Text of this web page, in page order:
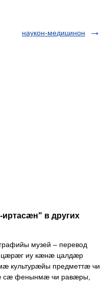
наукон-медицинон
иртасæн" в других
музей – перевод
цæрæг иу кæнæ цалдæр
культурæйы предметтæ чи
фенынмæ чи равæры,